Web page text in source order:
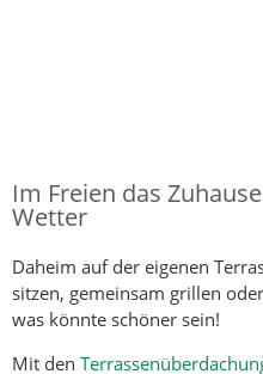
Im Freien das
Wetter
Daheim auf der eigenen
sitzen, gemeinsam grillen
was könnte schöner sein!
Mit den